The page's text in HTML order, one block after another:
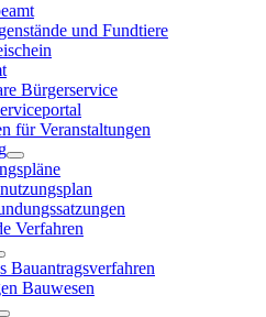
und Fundtiere
Bürgerservice
für Veranstaltungen
Verfahren
Bauantragsverfahren
Bauwesen